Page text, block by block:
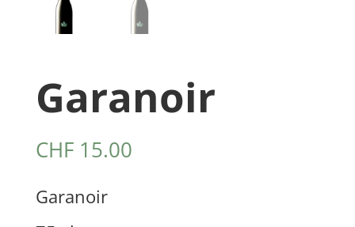
Garanoir
CHF15.00
Garanoir